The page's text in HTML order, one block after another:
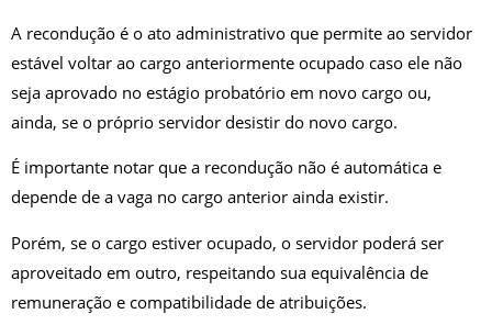
A recondução é o ato administrativo que permite ao servidor
estável voltar ao cargo anteriormente ocupado caso ele não
seja aprovado no estágio probatório em novo cargo ou,
ainda, se o próprio servidor desistir do novo cargo.
É importante notar que a recondução não é automática e
depende de a vaga no cargo anterior ainda existir.
Porém, se o cargo estiver ocupado, o servidor poderá ser
aproveitado em outro, respeitando sua equivalência de
remuneração e compatibilidade de atribuições.